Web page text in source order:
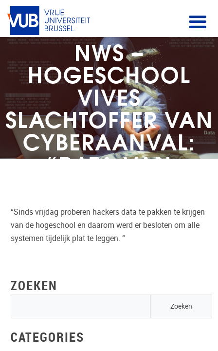
NWS –
HOGESCHOOL
VIVES
SLACHTOFFER VAN
CYBERAANVAL:
“DATA VAN
DOCENTEN ZIJN
VEILIGGESTELD”
“Sinds vrijdag proberen hackers data te pakken te krijgen
van de hogeschool en daarom werd er besloten om alle
systemen tijdelijk plat te leggen. “
ZOEKEN
CATEGORIES